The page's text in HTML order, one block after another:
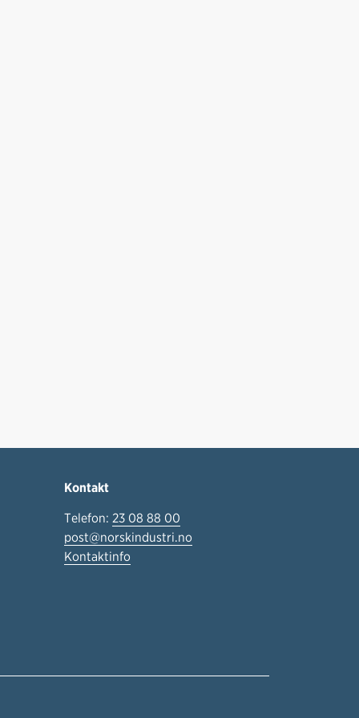
Kontakt
Telefon: 23 08 88 00
post@norskindustri.no
Kontaktinfo